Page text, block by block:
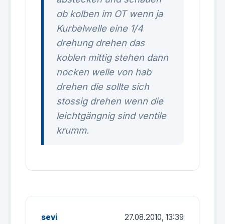
ob kolben im OT wenn ja
Kurbelwelle eine 1/4
drehung drehen das
koblen mittig stehen dann
nocken welle von hab
drehen die sollte sich
stossig drehen wenn die
leichtgängnig sind ventile
krumm.
sevi 27.08.2010, 13:39